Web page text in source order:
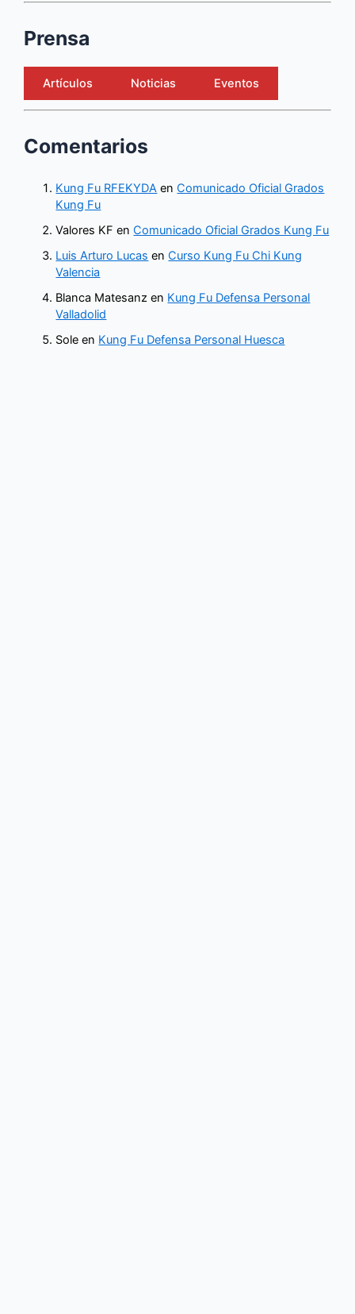
Prensa
Artículos Noticias Eventos
Comentarios
Kung Fu RFEKYDA enComunicado Oficial Grados
Kung Fu
Valores KF enComunicado Oficial Grados Kung Fu
Luis Arturo Lucas enCurso Kung Fu Chi Kung
Valencia
Blanca Matesanz en Kung Fu Defensa Personal
Valladolid
Sole en Kung Fu Defensa Personal Huesca